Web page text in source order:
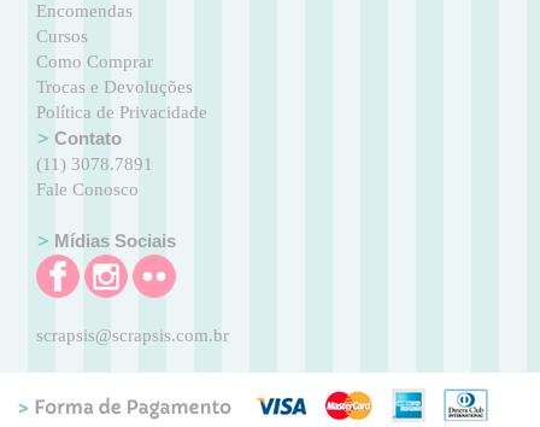
Encomendas
Cursos
Como Comprar
Trocas e Devoluções
Política de Privacidade
Contato
(11) 3078.7891
Fale Conosco
Mídias Sociais
scrapsis@scrapsis.com.br